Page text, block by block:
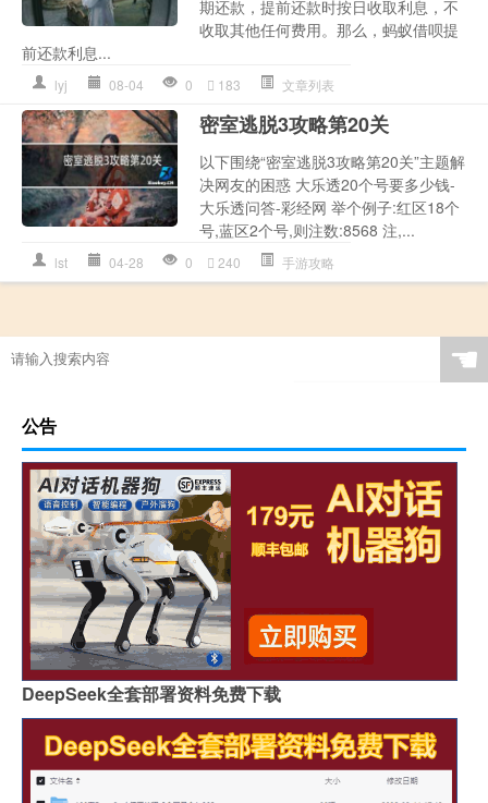
期还款，提前还款时按日收取利息，不
收取其他任何费用。那么，蚂蚁借呗提
前还款利息...
lyj 08-04 0 183 文章列表
密室逃脱3攻略第20关
以下围绕“密室逃脱3攻略第20关”主题解
决网友的困惑 大乐透20个号要多少钱-
大乐透问答-彩经网 举个例子:红区18个
号,蓝区2个号,则注数:8568 注,...
lst 04-28 0 240 手游攻略
☚
公告
DeepSeek全套部署资料免费下载